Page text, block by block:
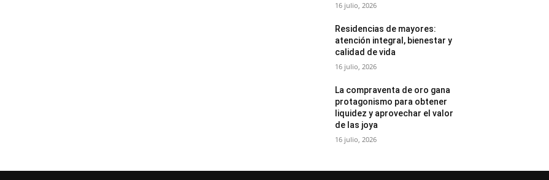
16 julio, 2026
Residencias de mayores:
atención integral, bienestar y
calidad de vida
16 julio, 2026
La compraventa de oro gana
protagonismo para obtener
liquidez y aprovechar el valor
de las joya
16 julio, 2026